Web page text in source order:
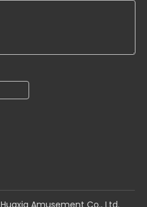
Huaxia Amusement Co., Ltd.